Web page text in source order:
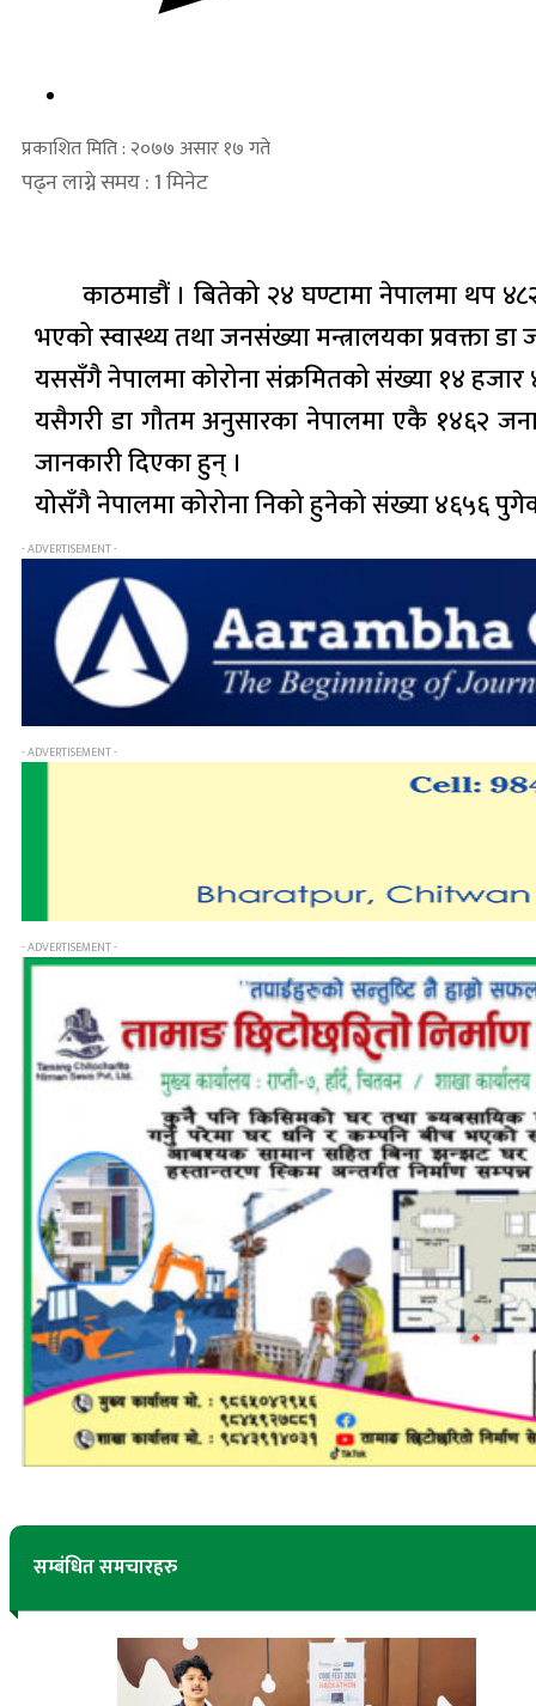
प्रकाशित मिति : २०७७ असार १७ गते
पढ्न लाग्ने समय : 1 मिनेट
काठमाडौं । बितेको २४ घण्टामा नेपालमा थप
भएको स्वास्थ्य तथा जनसंख्या मन्त्रालयका प्रवक्ता डा
यससँगै नेपालमा कोरोना संक्रमितको संख्या १४
यसैगरी डा गौतम अनुसारका नेपालमा एकै १४६२
जानकारी दिएका हुन् ।
योसँगै नेपालमा कोरोना निको हुनेको संख्या ४६५६
- ADVERTISEMENT -
- ADVERTISEMENT -
- ADVERTISEMENT -
सम्बंधित समचारहरु